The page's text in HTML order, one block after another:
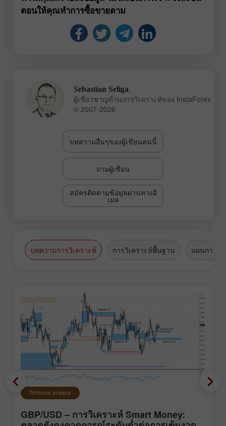
ตอนให้คุณทำการซื้อขายตาม
Sebastian Seliga
ผู้เชี่ยวชาญด้านการวิเคราะห์ของ InstaForex
© 2007-2026
บทความอื่นๆของผู้เขียนคนนี้
ถามผู้เขียน
สมัครติดตามข้อมูลผ่านทางอิ
เมล
บทความการวิเคราะห์ การวิเคราะห์พื้นฐาน แผนการซื้
Technical analysis
GBP/USD – การวิเคราะห์ Smart Money: